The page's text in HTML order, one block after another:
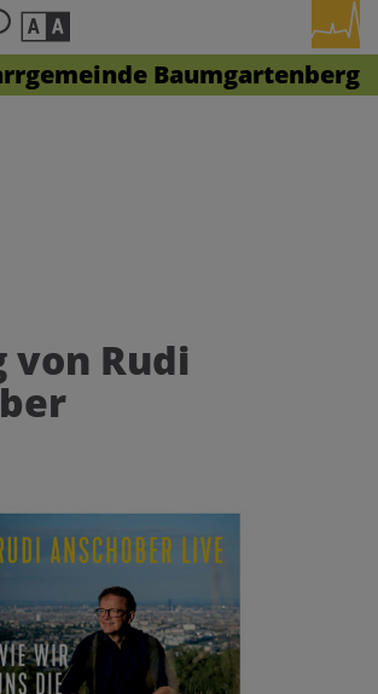
Baumgartenberg
A ARudi